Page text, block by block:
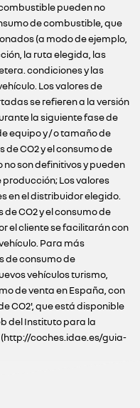
pueden no
de combustible, que
(a modo de ejemplo,
la ruta elegida, las
condiciones y las
Los valores de
se refieren a la versión
la siguiente fase de
equipo y / o tamaño de
de CO2 y el consumo de
son definitivos y pueden
Los valores
en el distribuidor elegido.
CO2 y el consumo de
el cliente se facilitarán con
Para más
de consumo de
vehículos turismo,
de venta en España, con
CO2', que está disponible
del Instituto para la
(http://coches.idae.es/guia-